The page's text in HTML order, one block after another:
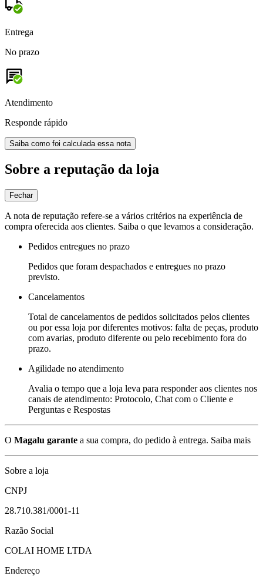
Entrega
No prazo
Atendimento
Responde rápido
Saiba como foi calculada essa nota
Sobre a reputação da loja
Fechar
A nota de reputação refere-se a vários critérios na experiência de
compra oferecida aos clientes. Saiba o que levamos a consideração.
Pedidos entregues no prazo
Pedidos que foram despachados e entregues no prazo
previsto.
Cancelamentos
Total de cancelamentos de pedidos solicitados pelos clientes
ou por essa loja por diferentes motivos: falta de peças, produto
com avarias, produto diferente ou pelo recebimento fora do
prazo.
Agilidade no atendimento
Avalia o tempo que a loja leva para responder aos clientes nos
canais de atendimento: Protocolo, Chat com o Cliente e
Perguntas e Respostas
O Magalu garante a sua compra, do pedido à entrega. Saiba mais
Sobre a loja
CNPJ
28.710.381/0001-11
Razão Social
COLAI HOME LTDA
Endereço